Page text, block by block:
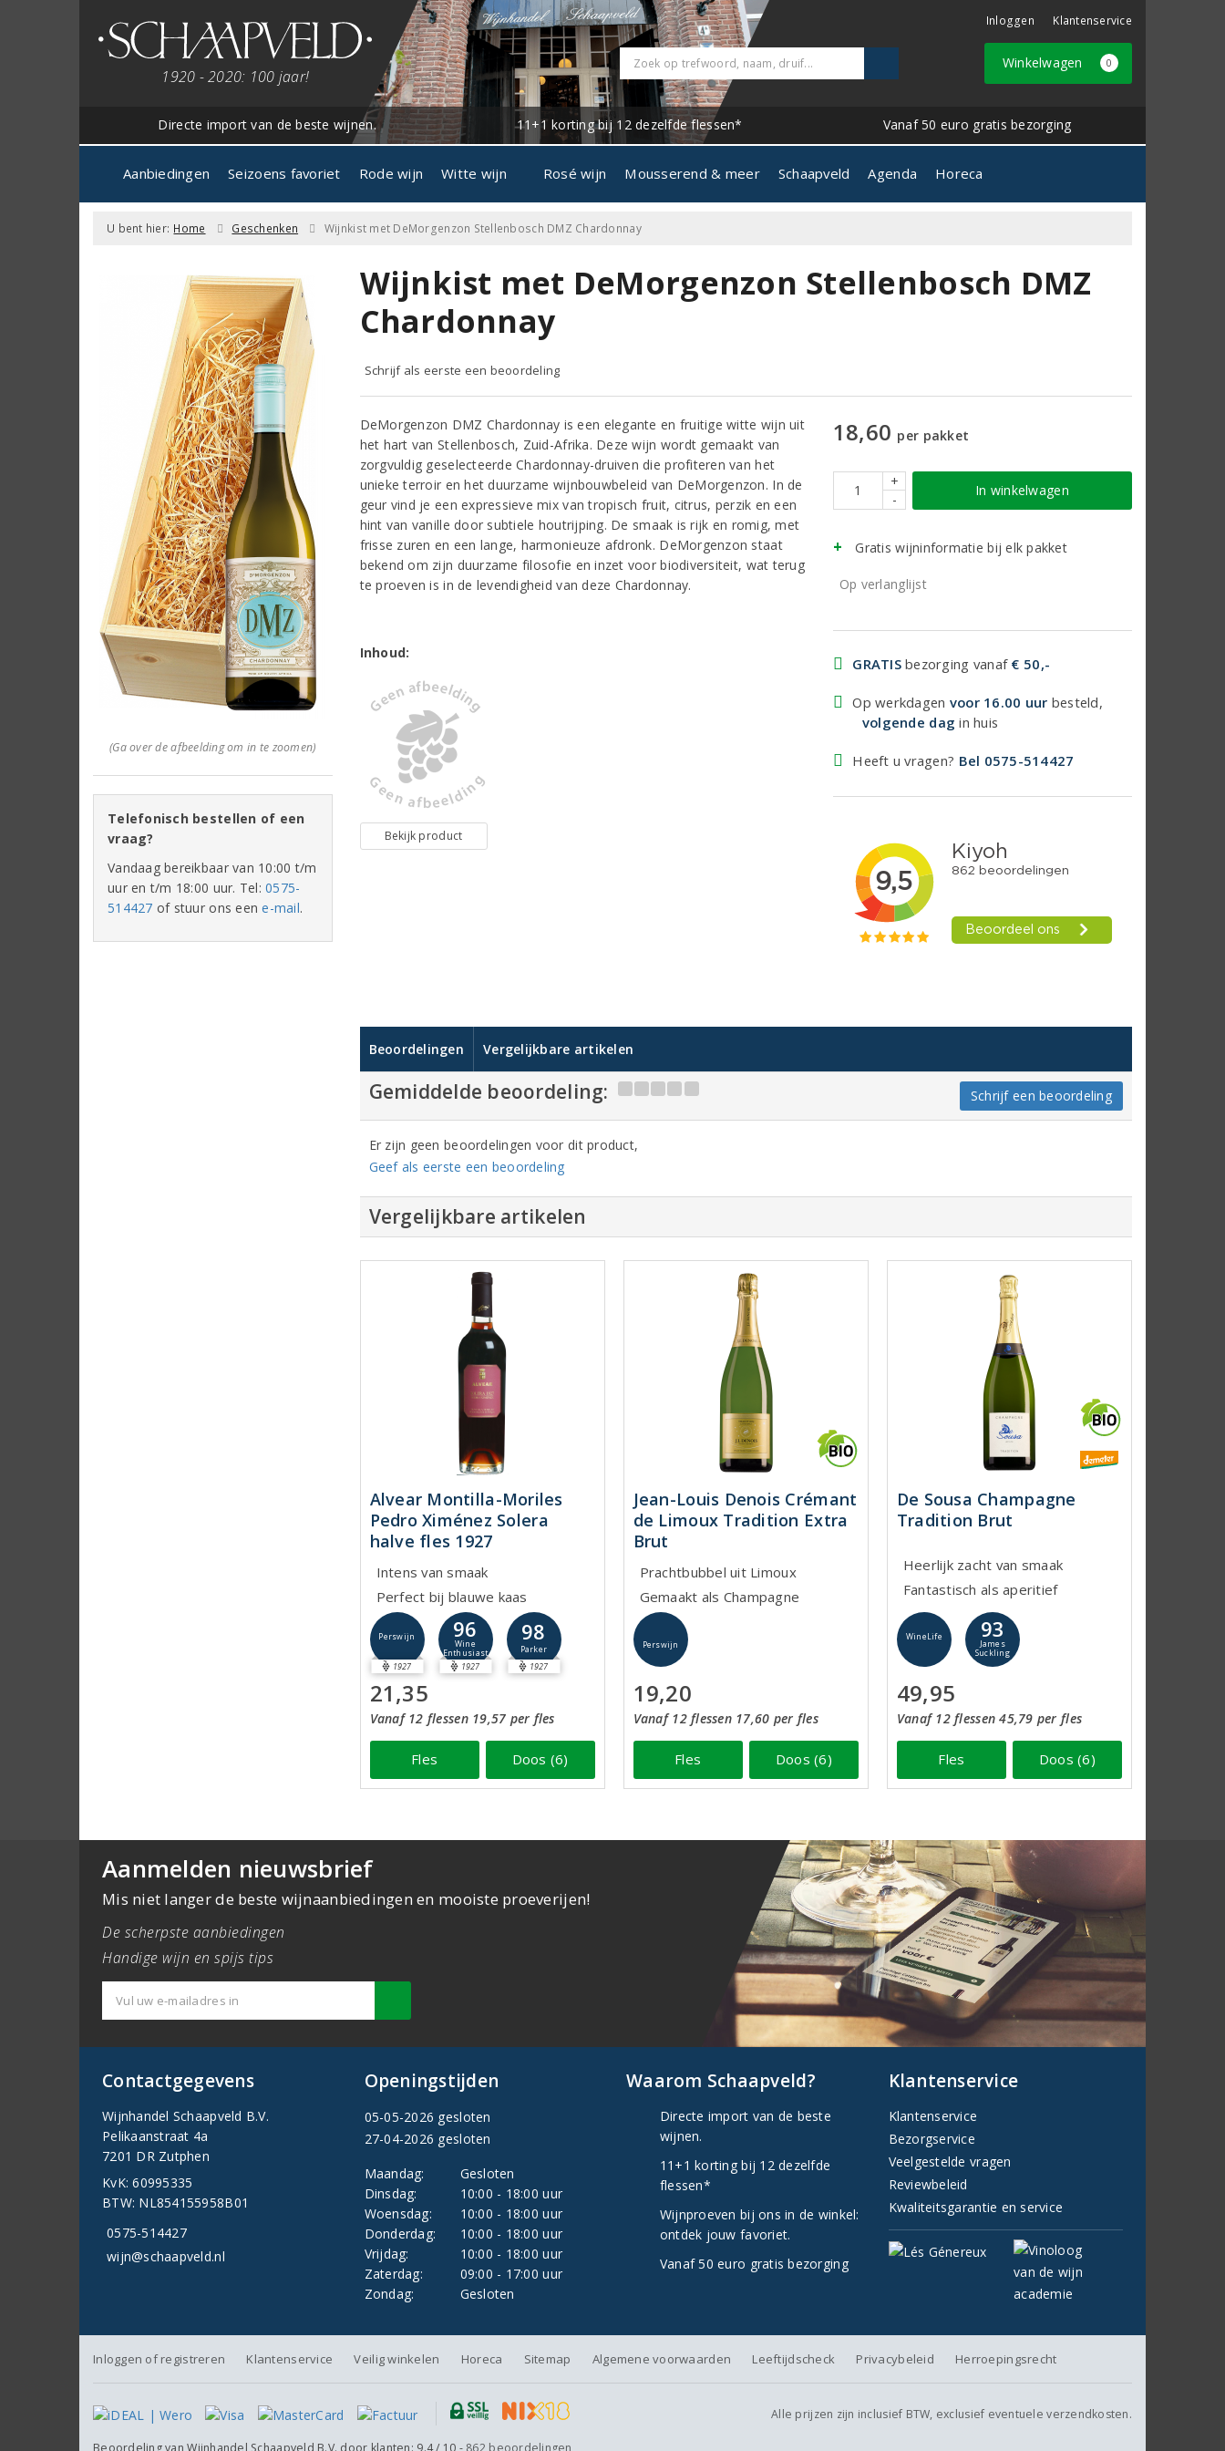
1920 - 2020: 100 jaar!
Inloggen Klantenservice
Winkelwagen 0
Directe import van de beste wijnen. 11+1 korting bij 12 dezelfde flessen* Vanaf 50 euro gratis bezorging
Aanbiedingen Seizoens favoriet Rode wijn Witte wijn Rosé wijn Mousserend & meer Schaapveld Agenda Horeca
U bent hier: Home Geschenken Wijnkist met DeMorgenzon Stellenbosch DMZ Chardonnay
(Ga over de afbeelding om in te zoomen)
Telefonisch bestellen of een
vraag?
Vandaag bereikbaar van 10:00 t/m
uur en t/m 18:00 uur. Tel:0575-
514427 of stuur ons eene-mail.
Wijnkist met DeMorgenzon Stellenbosch DMZ
Chardonnay
Schrijf als eerste een beoordeling
DeMorgenzon DMZ Chardonnay is een elegante en fruitige witte wijn uit
het hart van Stellenbosch, Zuid-Afrika. Deze wijn wordt gemaakt van
zorgvuldig geselecteerde Chardonnay-druiven die profiteren van het
unieke terroir en het duurzame wijnbouwbeleid van DeMorgenzon. In de
geur vind je een expressieve mix van tropisch fruit, citrus, perzik en een
hint van vanille door subtiele houtrijping. De smaak is rijk en romig, met
frisse zuren en een lange, harmonieuze afdronk. DeMorgenzon staat
bekend om zijn duurzame filosofie en inzet voor biodiversiteit, wat terug
te proeven is in de levendigheid van deze Chardonnay.
Inhoud:
Bekijk product
18,60 per pakket
+
-
In winkelwagen
Gratis wijninformatie bij elk pakket
Op verlanglijst
GRATISbezorging vanaf € 50,-
Op werkdagen voor 16.00 uur besteld,
volgende dag in huis
Heeft u vragen? Bel 0575-514427
Beoordelingen Vergelijkbare artikelen
Gemiddelde beoordeling: Schrijf een beoordeling
Er zijn geen beoordelingen voor dit product,
Geef als eerste een beoordeling
Vergelijkbare artikelen
Alvear Montilla-Moriles
Pedro Ximénez Solera
halve fles 1927
Intens van smaak
Perfect bij blauwe kaas
Perswijn
1927
96
Wine
Enthusiast
1927
98
Parker
1927
21,35
Vanaf 12 flessen 19,57 per fles
Fles Doos (6)
Jean-Louis Denois Crémant
de Limoux Tradition Extra
Brut
Prachtbubbel uit Limoux
Gemaakt als Champagne
Perswijn
19,20
Vanaf 12 flessen 17,60 per fles
Fles Doos (6)
De Sousa Champagne
Tradition Brut
Heerlijk zacht van smaak
Fantastisch als aperitief
WineLife 93
James
Suckling
49,95
Vanaf 12 flessen 45,79 per fles
Fles Doos (6)
Aanmelden nieuwsbrief
Mis niet langer de beste wijnaanbiedingen en mooiste proeverijen!
De scherpste aanbiedingen
Handige wijn en spijs tips
Contactgegevens
Wijnhandel Schaapveld B.V.
Pelikaanstraat 4a
7201 DR Zutphen
KvK: 60995335
BTW: NL854155958B01
0575-514427
wijn@schaapveld.nl
Openingstijden
05-05-2026 gesloten
27-04-2026 gesloten
Maandag:
Gesloten
Dinsdag:
10:00 - 18:00 uur
Woensdag:
10:00 - 18:00 uur
Donderdag:
10:00 - 18:00 uur
Vrijdag:
10:00 - 18:00 uur
Zaterdag:
09:00 - 17:00 uur
Zondag:
Gesloten
Waarom Schaapveld?
Directe import van de beste
wijnen.
11+1 korting bij 12 dezelfde
flessen*
Wijnproeven bij ons in de winkel:
ontdek jouw favoriet.
Vanaf 50 euro gratis bezorging
Klantenservice
Klantenservice
Bezorgservice
Veelgestelde vragen
Reviewbeleid
Kwaliteitsgarantie en service
Inloggen of registreren Klantenservice Veilig winkelen Horeca Sitemap Algemene voorwaarden Leeftijdscheck Privacybeleid Herroepingsrecht
Alle prijzen zijn inclusief BTW, exclusief eventuele verzendkosten.